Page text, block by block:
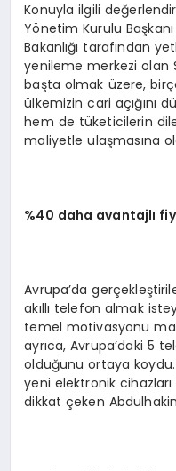
Konuyla ilgili
Yönetim Kurulu
Bakanlığı tarafından
yenileme merkezi olan
başta olmak üzere,
ülkemizin cari açığını
hem de tüketicilerin
maliyetle ulaşmasına
%40 daha avantajlı
Avrupa’da
akıllı telefon almak
temel motivasyonu
ayrıca, Avrupa’daki 5
olduğunu ortaya koydu.
yeni elektronik cihazları
dikkat çeken